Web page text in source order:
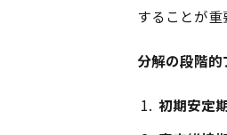
することが重
分解の段階的
初期安定